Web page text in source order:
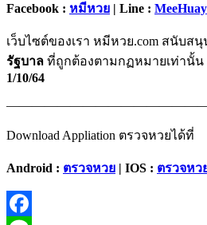
Facebook : หมีหวย | Line : MeeHuay
เว็บไซต์ของเรา หมีหวย.com สนับสนุ
รัฐบาล ที่ถูกต้องตามกฏหมายเท่านั้น
1/10/64
Download Appliation ตรวจหวยได้ที่
Android : ตรวจหวย | IOS : ตรวจหว